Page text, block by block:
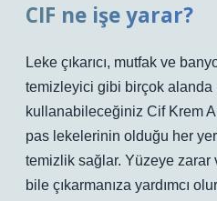
CIF ne işe yarar?
Leke çıkarıcı, mutfak ve
temizleyici gibi birçok alanda
kullanabileceğiniz Cif Krem
pas lekelerinin olduğu her
temizlik sağlar. Yüzeye zarar
bile çıkarmanıza yardımcı